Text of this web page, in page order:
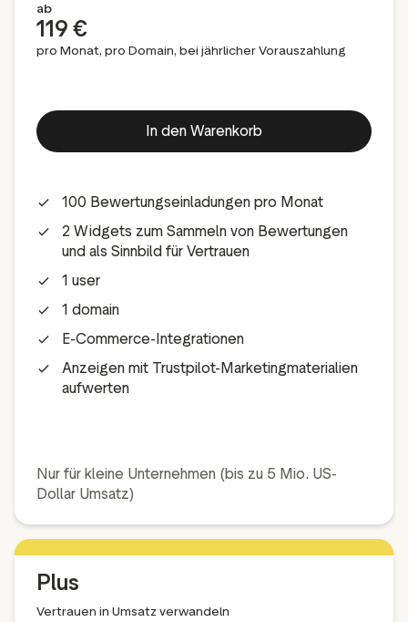
ab
119 €
pro Monat, pro Domain, bei jährlicher Vorauszahlung
In den Warenkorb
100 Bewertungseinladungen pro Monat
2 Widgets zum Sammeln von Bewertungen
und als Sinnbild für Vertrauen
1 user
1 domain
E-Commerce-Integrationen
Anzeigen mit Trustpilot-Marketingmaterialien
aufwerten
Nur für kleine Unternehmen (bis zu 5 Mio. US-
Dollar Umsatz)
Plus
Vertrauen in Umsatz verwandeln